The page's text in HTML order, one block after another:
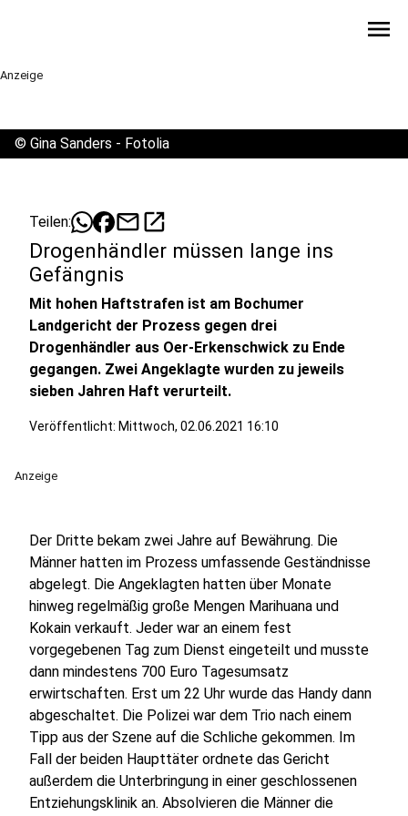
menu
Anzeige
© Gina Sanders - Fotolia
Teilen: mailopen_in_new
Drogenhändler müssen lange ins
Gefängnis
Mit hohen Haftstrafen ist am Bochumer
Landgericht der Prozess gegen drei
Drogenhändler aus Oer-Erkenschwick zu Ende
gegangen. Zwei Angeklagte wurden zu jeweils
sieben Jahren Haft verurteilt.
Veröffentlicht: Mittwoch, 02.06.2021 16:10
Anzeige
Der Dritte bekam zwei Jahre auf Bewährung. Die
Männer hatten im Prozess umfassende Geständnisse
abgelegt. Die Angeklagten hatten über Monate
hinweg regelmäßig große Mengen Marihuana und
Kokain verkauft. Jeder war an einem fest
vorgegebenen Tag zum Dienst eingeteilt und musste
dann mindestens 700 Euro Tagesumsatz
erwirtschaften. Erst um 22 Uhr wurde das Handy dann
abgeschaltet. Die Polizei war dem Trio nach einem
Tipp aus der Szene auf die Schliche gekommen. Im
Fall der beiden Haupttäter ordnete das Gericht
außerdem die Unterbringung in einer geschlossenen
Entziehungsklinik an. Absolvieren die Männer die